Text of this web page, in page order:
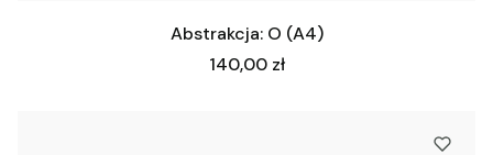
Abstrakcja: O (A4)
Cena
140,00 zł